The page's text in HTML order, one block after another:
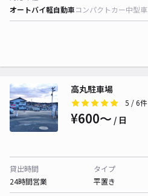
オートバイ軽自動車コンパクトカー中型車
高丸駐車場
5 / 6件
¥600〜 / 日
貸出時間
24時間営業
タイプ
平置き